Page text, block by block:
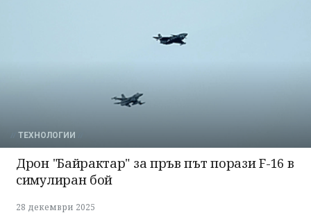
ТЕХНОЛОГИИ
Дрон "Байрактар" за пръв път порази F-16 в
симулиран бой
28 декември 2025